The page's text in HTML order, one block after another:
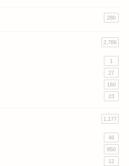
280
2,786
1
27
160
23
1,177
46
850
12